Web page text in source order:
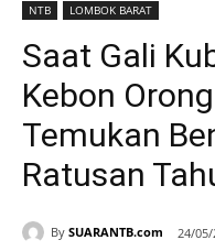
NTB LOMBOK BARAT
Saat Gali
Kebon
Temukan
Ratusan
By SUARANTB.com 24/